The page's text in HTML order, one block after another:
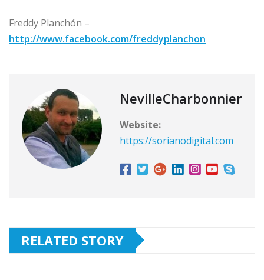
Freddy Planchón –
http://www.facebook.com/freddyplanchon
NevilleCharbonnier
Website:
https://sorianodigital.com
RELATED STORY